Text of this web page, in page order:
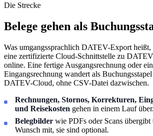
Die Strecke
Belege gehen als
Was umgangssprachlich DATEV-Export heißt,
eine zertifizierte Cloud-Schnittstelle zu
online. Eine fertige Ausgangsrechnung oder
Eingangsrechnung wandert als
DATEV-Cloud, ohne CSV-Datei dazwischen.
Rechnungen, Stornos, Korrekturen,
und Reisekosten gehen in einem Lauf über.
Belegbilder wie PDFs oder Scans übergibt
Wunsch mit, sie sind optional.